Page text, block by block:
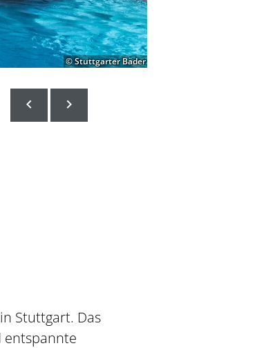
© Stuttgarter Bäder
Stuttgart. Das
entspannte